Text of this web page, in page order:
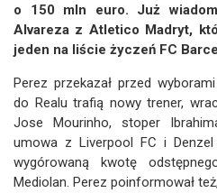
o 150 mln euro. Już
Alvareza z Atletico Madryt,
jeden na liście życzeń FC
Perez przekazał przed
do Realu trafią nowy trener,
Jose Mourinho, stoper
umowa z Liverpool FC i
wygórowaną kwotę
Mediolan. Perez poinformował